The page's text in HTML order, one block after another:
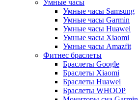
Умные часы
Умные часы Samsung
Умные часы Garmin
Умные часы Huawei
Умные часы Xiaomi
Умные часы Amazfit
Фитнес браслеты
Браслеты Google
Браслеты Xiaomi
Браслеты Huawei
Браслеты WHOOP